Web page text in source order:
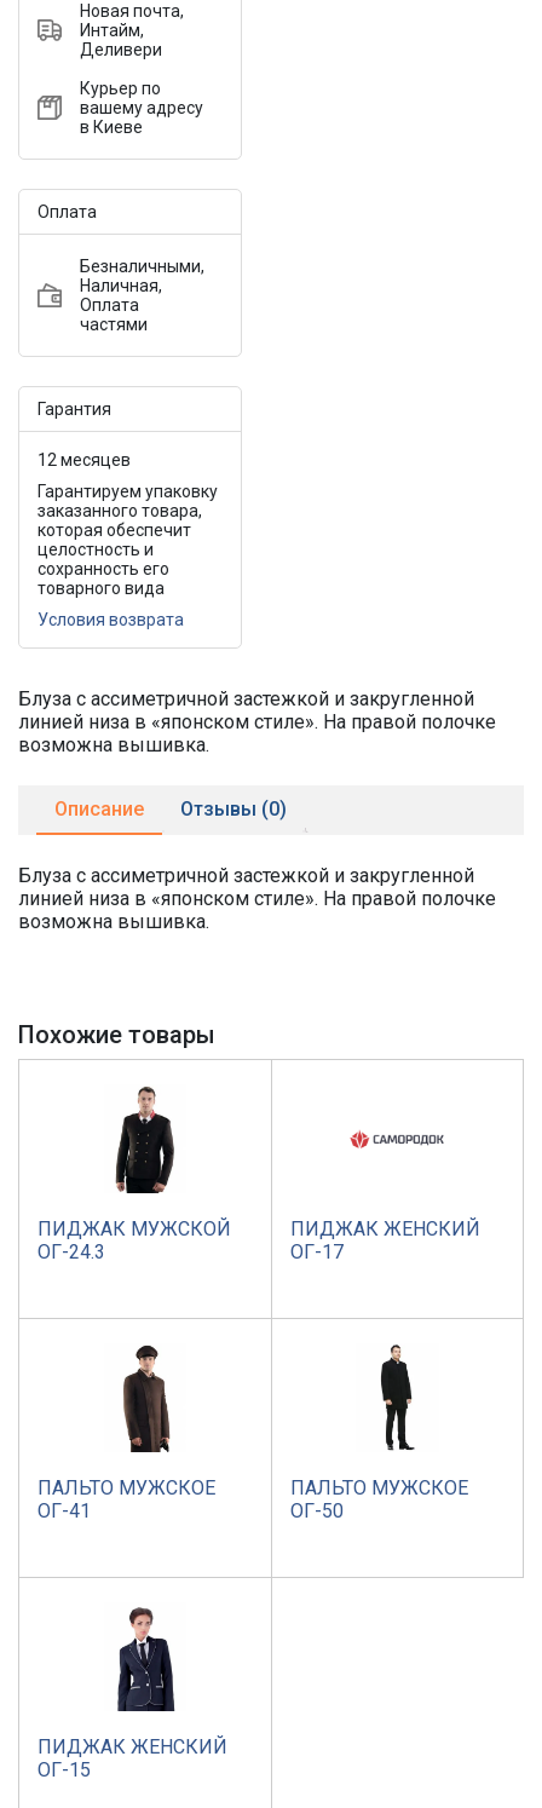
Новая почта,
Интайм,
Деливери
Курьер по
вашему адресу
в Киеве
Оплата
Безналичными,
Наличная,
Оплата
частями
Гарантия
12 месяцев
Гарантируем упаковку
заказанного товара,
которая обеспечит
целостность и
сохранность его
товарного вида
Условия возврата
Блуза с ассиметричной застежкой и закругленной
линией низа в «японском стиле». На правой полочке
возможна вышивка.
Описание Отзывы (0)
Блуза с ассиметричной застежкой и закругленной
линией низа в «японском стиле». На правой полочке
возможна вышивка.
Похожие товары
ПИДЖАК МУЖСКОЙ
ОГ-24.3
ПИДЖАК ЖЕНСКИЙ
ОГ-17
ПАЛЬТО МУЖСКОЕ
ОГ-41
ПАЛЬТО МУЖСКОЕ
ОГ-50
ПИДЖАК ЖЕНСКИЙ
ОГ-15